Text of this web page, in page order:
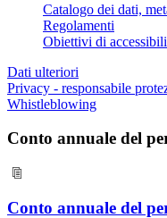
Catalogo dei dati,
Regolamenti
Obiettivi di
Dati ulteriori
Privacy - responsabile
Whistleblowing
Conto annuale del
Conto annuale del